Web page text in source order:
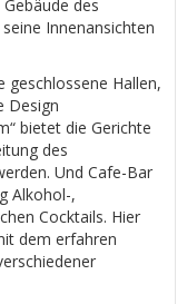
des
Innenansichten
geschlossene Hallen,
Design
bietet die Gerichte
des
Und Cafe-Bar
Alkohol-,
Cocktails. Hier
dem erfahren